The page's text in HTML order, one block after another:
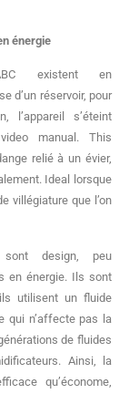
énergie
existent en
d’un réservoir, pour
l’appareil s’éteint
manual. This
relié à un évier,
Ideal lorsque
villégiature que l’on
sont design, peu
en énergie. Ils sont
utilisent un fluide
qui n’affecte pas la
de fluides
Ainsi, la
qu’économe,